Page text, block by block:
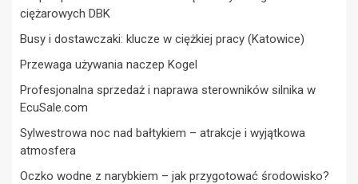
ciężarowych DBK
Busy i dostawczaki: klucze w ciężkiej pracy (Katowice)
Przewaga używania naczep Kogel
Profesjonalna sprzedaż i naprawa sterowników silnika w
EcuSale.com
Sylwestrowa noc nad bałtykiem – atrakcje i wyjątkowa
atmosfera
Oczko wodne z narybkiem – jak przygotować środowisko?